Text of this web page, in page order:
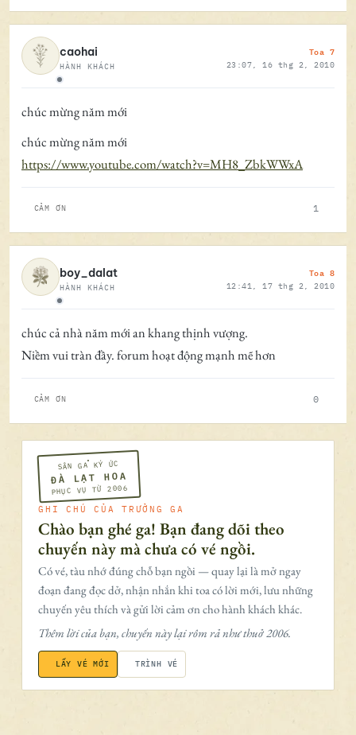
Ngoại tuyến
caohai
HÀNH KHÁCH
Toa 7
23:07, 16 thg 2, 2010
chúc mừng năm mới
chúc mừng năm mới
https://www.youtube.com/watch?v=MH8_ZbkWWxA
CẢM ƠN 1
Ngoại tuyến
boy_dalat
HÀNH KHÁCH
Toa 8
12:41, 17 thg 2, 2010
chúc cả nhà năm mới an khang thịnh vượng.
Niềm vui tràn đầy. forum hoạt động mạnh mẽ hơn
CẢM ƠN 0
SÂN GA KÝ ỨC
ĐÀ LẠT HOA
PHỤC VỤ TỪ 2006
GHI CHÚ CỦA TRƯỞNG GA
Chào bạn ghé ga! Bạn đang dõi theo
chuyến này mà chưa có vé ngồi.
Có vé, tàu nhớ đúng chỗ bạn ngồi — quay lại là mở ngay
đoạn đang đọc dở, nhận nhắn khi toa có lời mới, lưu những
chuyến yêu thích và gửi lời cảm ơn cho hành khách khác.
Thêm lời của bạn, chuyến này lại rôm rả như thuở 2006.
LẤY VÉ MỚI TRÌNH VÉ